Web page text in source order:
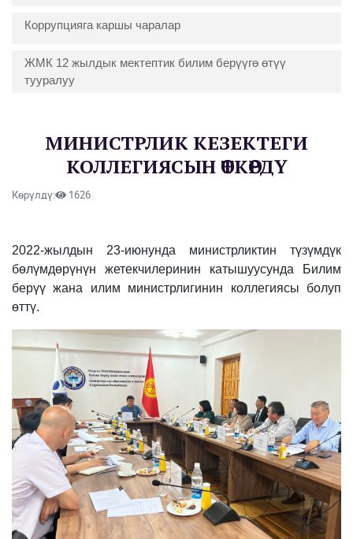
Коррупцияга каршы чаралар
ЖМК 12 жылдык мектептик билим берүүгө өтүү
тууралуу
МИНИСТРЛИК КЕЗЕКТЕГИ
КОЛЛЕГИЯСЫН ӨТКӨРДҮ
Көрүлдү: 1626
2022-жылдын 23-июнунда министрликтин түзүмдүк
бөлүмдөрүнүн жетекчилеринин катышуусунда Билим
берүү жана илим министрлигинин коллегиясы болуп
өттү.